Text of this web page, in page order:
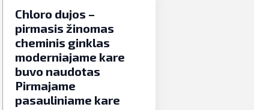
Chloro dujos –
pirmasis žinomas
cheminis ginklas
moderniajame kare
buvo naudotas
Pirmajame
pasauliniame kare